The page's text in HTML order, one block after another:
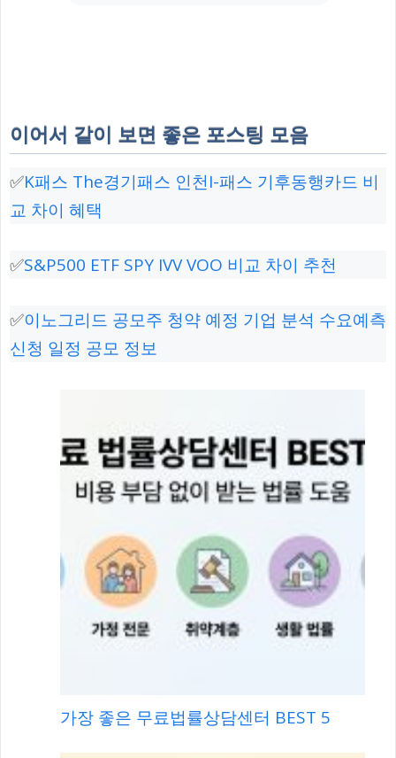
이어서 같이 보면 좋은 포스팅 모음
✅K패스 The경기패스 인천I-패스 기후동행카드 비
교 차이 혜택
✅S&P500 ETF SPY IVV VOO 비교 차이 추천
✅이노그리드 공모주 청약 예정 기업 분석 수요예측
신청 일정 공모 정보
가장 좋은 무료법률상담센터 BEST 5